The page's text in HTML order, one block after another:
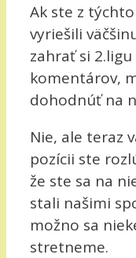
Ak ste z
vyriešili
zahrať si
komentárov,
dohodnúť na
Nie, ale teraz
pozícii ste
že ste sa na
stali našimi
možno sa
stretneme.